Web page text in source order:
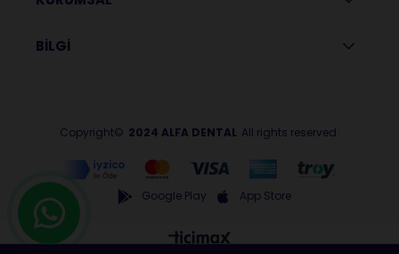
BİLGİ
Copyright© 2024 ALFA DENTAL All rights reserved.
Google Play App Store